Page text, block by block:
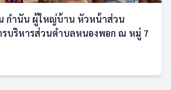
กำนัน ผู้ใหญ่บ้าน หัวหน้าส่วน
รบริหารส่วนตำบลหนองพอก ณ หมู่ 7